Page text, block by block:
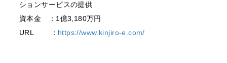
ションサービスの提供
資本金 ：1億3,180万円
URL ： https://www.kinjiro-e.com/